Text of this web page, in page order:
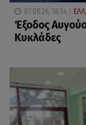
07.08.26, 18:34
Έξοδος
Κυκλάδες